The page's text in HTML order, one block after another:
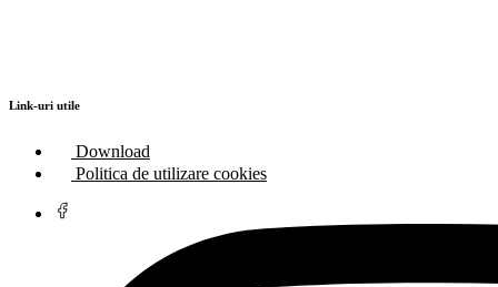
Link-uri utile
Download
Politica de utilizare cookies